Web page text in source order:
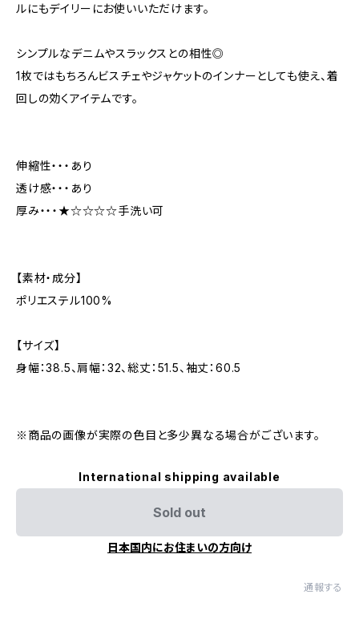
ルにもデイリーにお使いいただけます。
シンプルなデニムやスラックスとの相性◎
1枚ではもちろんビスチェやジャケットのインナーとしても使え、着
回しの効くアイテムです。
伸縮性・・・あり
透け感・・・あり
厚み・・・★☆☆☆☆手洗い可
【素材・成分】
ポリエステル100%
【サイズ】
身幅：38.5、肩幅：32、総丈：51.5、袖丈：60.5
※商品の画像が実際の色目と多少異なる場合がございます。
International shipping available
Sold out
日本国内にお住まいの方向け
通報する